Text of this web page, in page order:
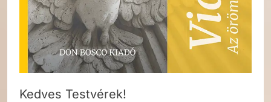
Kedves Testvérek!